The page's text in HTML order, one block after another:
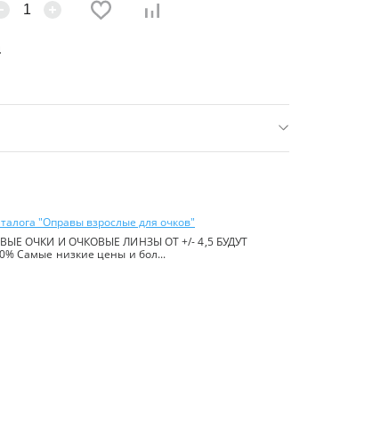
вправилах сайта
"Оправы взрослые для очков"
ОЧКИ И ОЧКОВЫЕ ЛИНЗЫ ОТ +/- 4,5 БУДУТ
Самые низкие цены и бол...